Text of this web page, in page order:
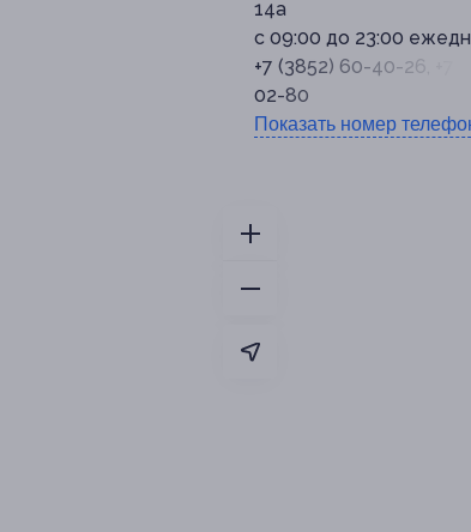
14а
с 09:00 до 23:00
+7 (3852) 60-40-26, +7
02-80
Показать номер